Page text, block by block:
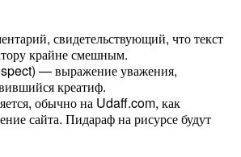
свидетельствующий, что текст
крайне смешным.
— выражение уважения,
креатиф.
обычно на Udaff.com, как
сайта. Пидараф на рисурсе будут